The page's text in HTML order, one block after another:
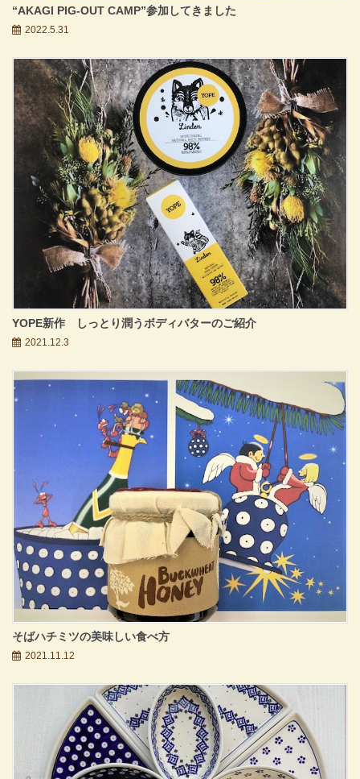
“AKAGI PIG-OUT CAMP”参加してきました
2022.5.31
YOPE新作 しっとり潤うボディバターのご紹介
2021.12.3
そばハチミツの美味しい食べ方
2021.11.12